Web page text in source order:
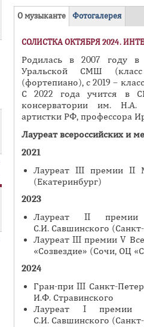
Г
Л
О
О музыканте(
а
к
т
и
в
н
а
я
л
а
к
а
)
Фотогалерея
СОЛИСТКА ОКТЯБРЯ 2024.
Родилась в 2007 году в
Уральской СМШ
(фортепиано), с 2019 –
С 2022 года учится в
консерватории им. Н.А.
артистки РФ, профессора
Лауреат всероссийских и
2021
Лауреат III премии II
(Екатеринбург)
2023
Лауреат II премии
С.И. Савшинского
Лауреат III премии V
«Созвездие» (Сочи, ОЦ
2024
Гран-при III Санкт-
И.Ф. Стравинского
Лауреат I премии
С.И. Савшинского